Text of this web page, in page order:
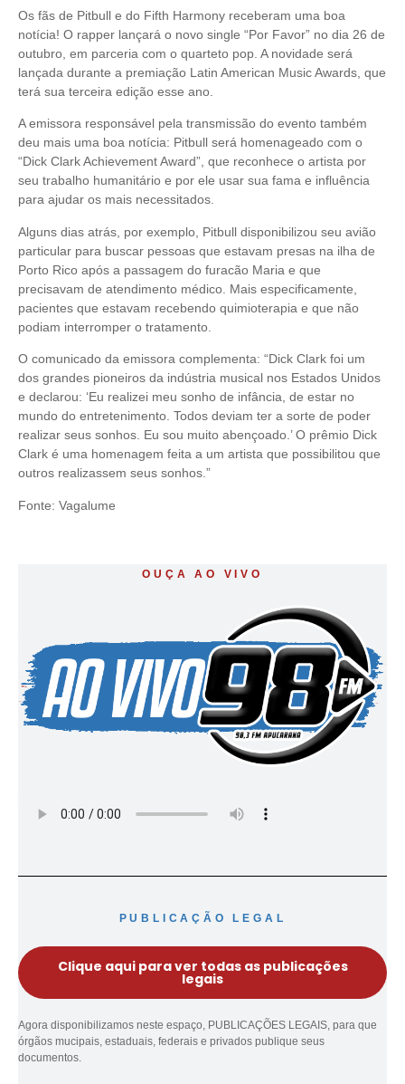
Os fãs de Pitbull e do Fifth Harmony receberam uma boa
notícia! O rapper lançará o novo single “Por Favor” no dia 26 de
outubro, em parceria com o quarteto pop. A novidade será
lançada durante a premiação Latin American Music Awards, que
terá sua terceira edição esse ano.
A emissora responsável pela transmissão do evento também
deu mais uma boa notícia: Pitbull será homenageado com o
“Dick Clark Achievement Award”, que reconhece o artista por
seu trabalho humanitário e por ele usar sua fama e influência
para ajudar os mais necessitados.
Alguns dias atrás, por exemplo, Pitbull disponibilizou seu avião
particular para buscar pessoas que estavam presas na ilha de
Porto Rico após a passagem do furacão Maria e que
precisavam de atendimento médico. Mais especificamente,
pacientes que estavam recebendo quimioterapia e que não
podiam interromper o tratamento.
O comunicado da emissora complementa: “Dick Clark foi um
dos grandes pioneiros da indústria musical nos Estados Unidos
e declarou: ‘Eu realizei meu sonho de infância, de estar no
mundo do entretenimento. Todos deviam ter a sorte de poder
realizar seus sonhos. Eu sou muito abençoado.’ O prêmio Dick
Clark é uma homenagem feita a um artista que possibilitou que
outros realizassem seus sonhos.”
Fonte: Vagalume
OUÇA AO VIVO
PUBLICAÇÃO LEGAL
Clique aqui para ver todas as publicações
legais
Agora disponibilizamos neste espaço, PUBLICAÇÕES LEGAIS, para que
órgãos mucipais, estaduais, federais e privados publique seus
documentos.